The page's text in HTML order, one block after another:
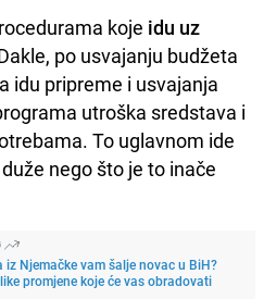
koje idu uz
po usvajanju budžeta
idu pripreme i usvajanja
utroška sredstava i
To uglavnom ide
nego što je to inače
iz Njemačke vam šalje novac u BiH?
promjene koje će vas obradovati